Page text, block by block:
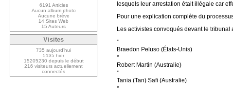
lesquels leur arrestation était illégale car
Pour une explication complète du
Les activistes convoqués devant le tribunal
*
Braedon Peluso (États-Unis)
*
Robert Martin (Australie)
*
Tania (Tan) Safi (Australie)
*
6191 Articles
Aucun album photo
Aucune brève
14 Sites Web
15 Auteurs
Visites
735 aujourd’hui
5135 hier
15205230 depuis le début
216 visiteurs actuellement
connectés